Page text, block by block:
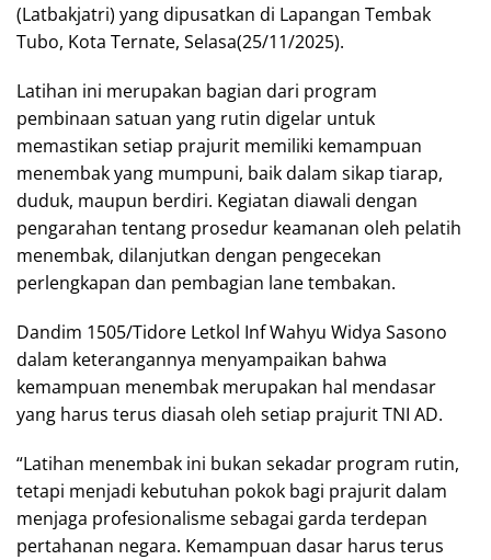
(Latbakjatri) yang dipusatkan di Lapangan Tembak
Tubo, Kota Ternate, Selasa(25/11/2025).
Latihan ini merupakan bagian dari program
pembinaan satuan yang rutin digelar untuk
memastikan setiap prajurit memiliki kemampuan
menembak yang mumpuni, baik dalam sikap tiarap,
duduk, maupun berdiri. Kegiatan diawali dengan
pengarahan tentang prosedur keamanan oleh pelatih
menembak, dilanjutkan dengan pengecekan
perlengkapan dan pembagian lane tembakan.
Dandim 1505/Tidore Letkol Inf Wahyu Widya Sasono
dalam keterangannya menyampaikan bahwa
kemampuan menembak merupakan hal mendasar
yang harus terus diasah oleh setiap prajurit TNI AD.
“Latihan menembak ini bukan sekadar program rutin,
tetapi menjadi kebutuhan pokok bagi prajurit dalam
menjaga profesionalisme sebagai garda terdepan
pertahanan negara. Kemampuan dasar harus terus